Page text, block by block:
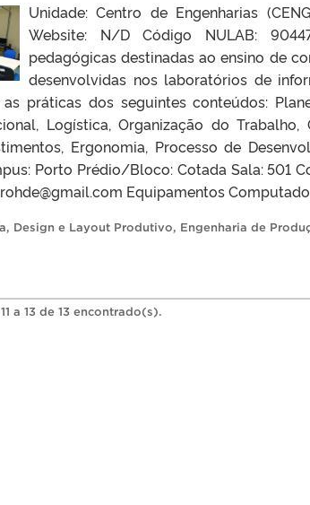
Unidade: Centro de Engenharias
Website: N/D Código NULAB:
pedagógicas destinadas ao ensino de
desenvolvidas nos laboratórios de
práticas dos seguintes conteúdos:
Logística, Organização do
Ergonomia, Processo de
Porto Prédio/Bloco: Cotada Sala: 501
Equipamentos
, Design e Layout Produtivo, Engenharia de
a 13 de 13 encontrado(s).